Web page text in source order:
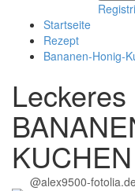
Startseite
Rezept
Bananen-Honig-
KUCHEN
@alex9500-